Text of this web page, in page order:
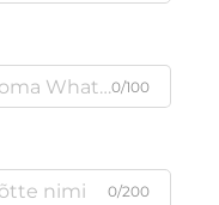
0/100
0/200